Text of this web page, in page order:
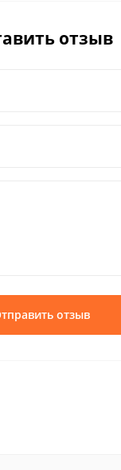
отзыв
отзыв